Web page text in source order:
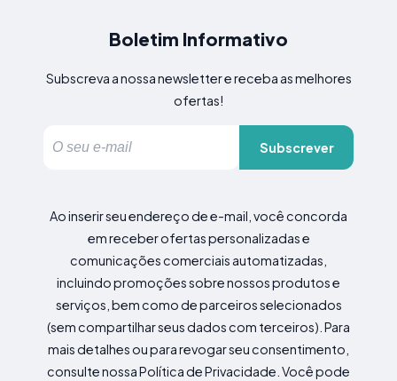
Boletim Informativo
Subscreva a nossa newsletter e receba as melhores
ofertas!
Subscrever
Ao inserir seu endereço de e-mail, você concorda
em receber ofertas personalizadas e
comunicações comerciais automatizadas,
incluindo promoções sobre nossos produtos e
serviços, bem como de parceiros selecionados
(sem compartilhar seus dados com terceiros). Para
mais detalhes ou para revogar seu consentimento,
consulte nossa Política de Privacidade. Você pode